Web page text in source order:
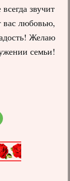
звучит
вас любовью,
Желаю
семьи!